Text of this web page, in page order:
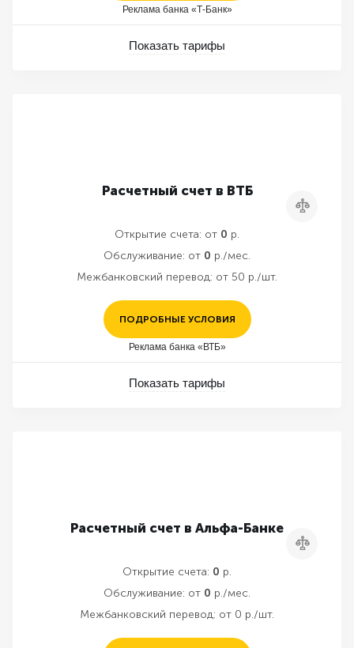
Реклама банка «Т-Банк»
Показать тарифы
Расчетный счет в ВТБ
Сравнить
Открытие счета: от 0 р.
Обслуживание: от 0 р./мес.
Межбанковский перевод: от 50 р./шт.
ПОДРОБНЫЕ УСЛОВИЯ
Реклама банка «ВТБ»
Показать тарифы
Расчетный счет в Альфа-Банке
Сравнить
Открытие счета: 0 р.
Обслуживание: от 0 р./мес.
Межбанковский перевод: от 0 р./шт.